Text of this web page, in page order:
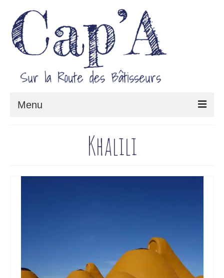
Menu
Architecture & Savoir-faireKhalili